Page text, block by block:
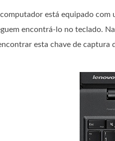
está equipado com
encontrá-lo no teclado.
esta chave de captura